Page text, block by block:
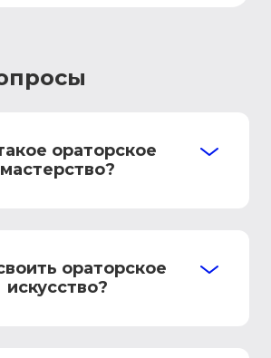
ораторское
мастерство?
ораторское
искусство?